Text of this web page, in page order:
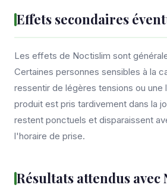
Effets secondaires
Les effets de Noctislim sont
Certaines personnes sensibles à la
ressentir de légères tensions ou une
produit est pris tardivement dans la
restent ponctuels et disparaissent
l'horaire de prise.
Résultats attendus avec